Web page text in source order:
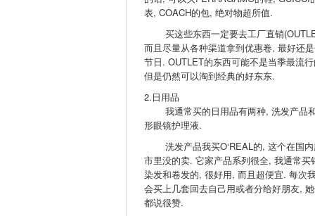
表, COACH的包, 绝对物超所值.
买这些东西一定要去工厂直销
而且尽量从各种渠道拿到优惠卷, 最好还
节日. OUTLET的东西可能不是当季最流
但是仍然可以淘到经典的好东东.
2.日用品
我通常买的日用品有两种, 洗发产品
形眼镜护理液.
洗发产品我买O‘REAL的, 这个在国
市里没的卖. 它家产品系列很全, 我通常买
染发和卷发的, 很好用, 而且超便宜. 每次
会买上几套回去自己用或者分给好朋友,
都说很赞.